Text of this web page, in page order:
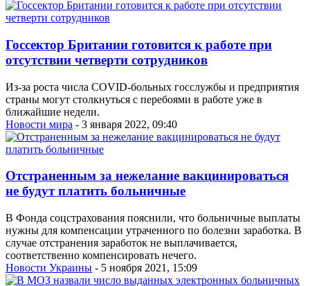
Госсектор Британии готовится к работе при
отсутствии четверти сотрудников
Из-за роста числа COVID-больных госслужбы и предприятия
страны могут столкнуться с перебоями в работе уже в
ближайшие недели.
Новости мира - 3 января 2022, 09:40
Отстраненным за нежелание вакцинироваться
не будут платить больничные
В Фонда соцстрахования пояснили, что больничные выплаты
нужны для компенсации утраченного по болезни заработка. В
случае отстранения заработок не выплачивается,
соответственно компенсировать нечего.
Новости Украины - 5 ноября 2021, 15:09